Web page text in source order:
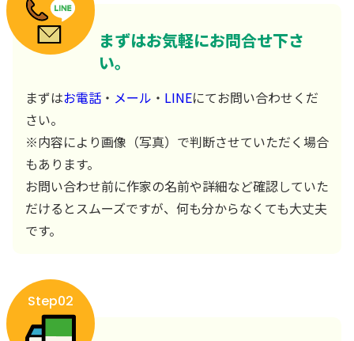
まずはお気軽にお問合せ下さ
い。
まずはお電話 ・ メール ・ LINEにてお問い合わせくだ
さい。
※内容により画像（写真）で判断させていただく場合
もあります。
お問い合わせ前に作家の名前や詳細など確認していた
だけるとスムーズですが、何も分からなくても大丈夫
です。
Step02